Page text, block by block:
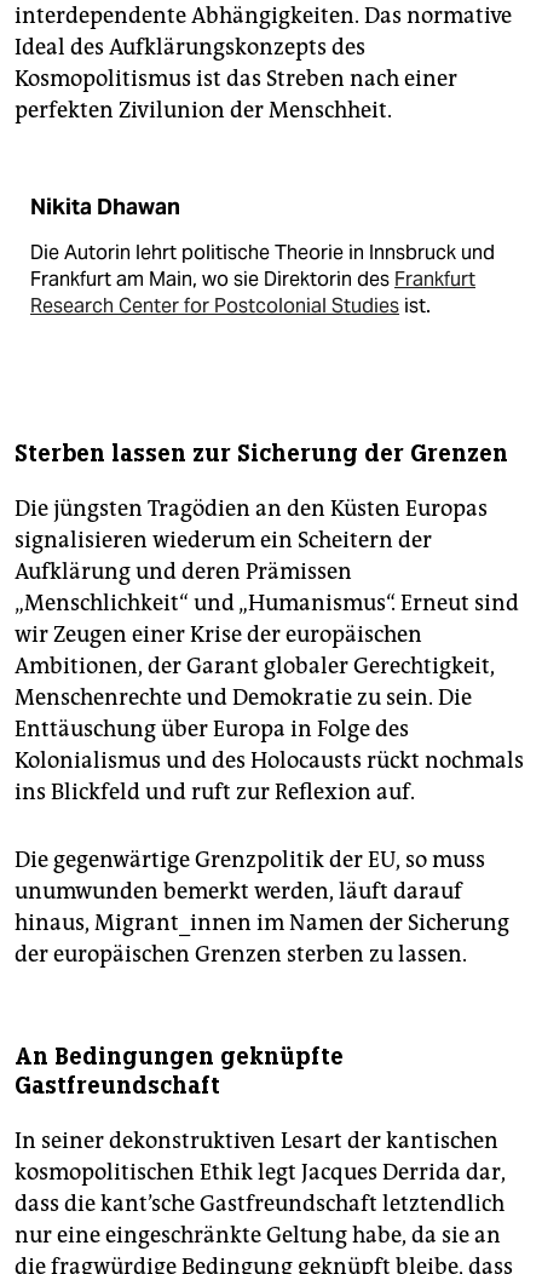
interdependente Abhängigkeiten. Das normative
Ideal des Aufklärungskonzepts des
Kosmopolitismus ist das Streben nach einer
perfekten Zivilunion der Menschheit.
Nikita Dhawan
Die Autorin lehrt politische Theorie in Innsbruck und
Frankfurt am Main, wo sie Direktorin des Frankfurt
Research Center for Postcolonial Studies ist.
Sterben lassen zur Sicherung der Grenzen
Die jüngsten Tragödien an den Küsten Europas
signalisieren wiederum ein Scheitern der
Aufklärung und deren Prämissen
„Menschlichkeit“ und „Humanismus“. Erneut sind
wir Zeugen einer Krise der europäischen
Ambitionen, der Garant globaler Gerechtigkeit,
Menschenrechte und Demokratie zu sein. Die
Enttäuschung über Europa in Folge des
Kolonialismus und des Holocausts rückt nochmals
ins Blickfeld und ruft zur Reflexion auf.
Die gegenwärtige Grenzpolitik der EU, so muss
unumwunden bemerkt werden, läuft darauf
hinaus, Migrant_innen im Namen der Sicherung
der europäischen Grenzen sterben zu lassen.
An Bedingungen geknüpfte
Gastfreundschaft
In seiner dekonstruktiven Lesart der kantischen
kosmopolitischen Ethik legt Jacques Derrida dar,
dass die kant’sche Gastfreundschaft letztendlich
nur eine eingeschränkte Geltung habe, da sie an
die fragwürdige Bedingung geknüpft bleibe, dass